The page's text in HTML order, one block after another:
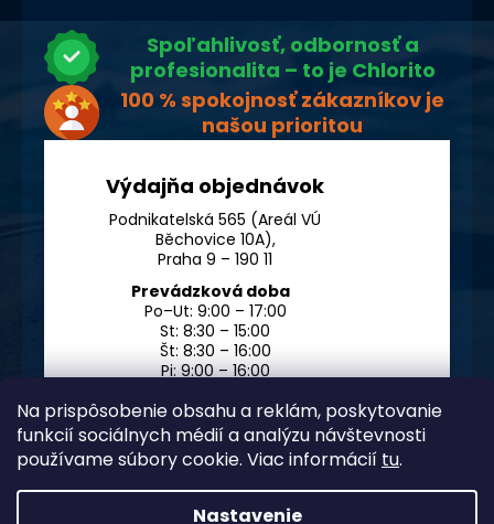
Na prispôsobenie obsahu a reklám, poskytovanie
funkcií sociálnych médií a analýzu návštevnosti
používame súbory cookie. Viac informácií tu.
Nastavenie
Spoľahlivosť, odbornosť a
profesionalita – to je Chlorito
100 % spokojnosť zákazníkov je
našou prioritou
Výdajňa objednávok
Podnikatelská 565 (Areál VÚ
Běchovice 10A),
Praha 9 – 190 11
Prevádzková doba
Po–Ut: 9:00 – 17:00
St: 8:30 – 15:00
Št: 8:30 – 16:00
Pi: 9:00 – 16:00